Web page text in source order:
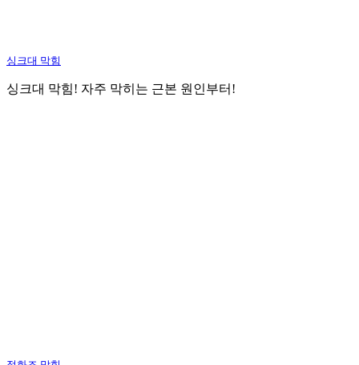
싱크대 막힘
싱크대 막힘! 자주 막히는 근본 원인부터!